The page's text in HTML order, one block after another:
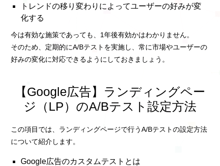
トレンドの移り変わりによってユーザーの好みが変
化する
今は有効な施策であっても、1年後有効かはわかりません。
そのため、定期的にA/Bテストを実施し、常に市場やユーザーの
好みの変化に対応できるようにしておきましょう。
【Google広告】ランディングペー
ジ（LP）のA/Bテスト設定方法
この項目では、ランディングページで行うA/Bテストの設定方法
について紹介します。
Google広告のカスタムテストとは